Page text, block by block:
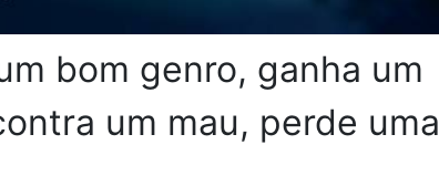
bom genro, ganha um
um mau, perde uma